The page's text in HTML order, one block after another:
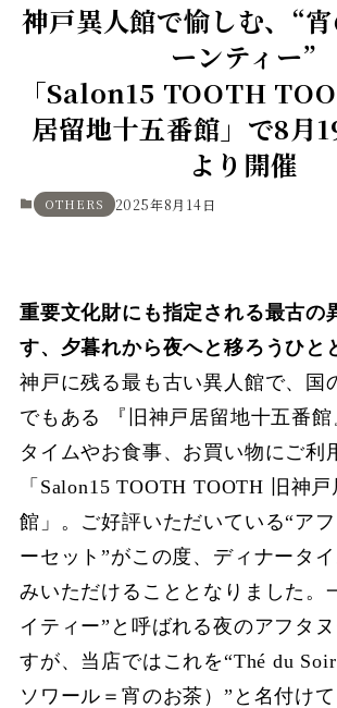
神戸異人館で愉しむ、“
ーンティー”
「Salon15 TOOTH
居留地十五番館」で8月
より開催
OTHERS 2025年8月14日
重要文化財にも指定される最古の
す、夕暮れから夜へと移ろうひと
神戸に残る最も古い異人館で、国
でもある
『旧神戸居留地十五番
タイムやお食事、お買い物にご利
「Salon15 TOOTH TOOTH 旧神
館」。ご好評いただいている“ア
ーセット”がこの度、ディナータ
みいただけることとなりました。
イティー”と呼ばれる夜のアフタ
すが、当店ではこれを“Thé du
ソワール＝宵のお茶）​”と名付け